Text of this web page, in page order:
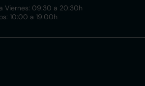
Viernes: 09:30 a 20:30h
10:00 a 19:00h